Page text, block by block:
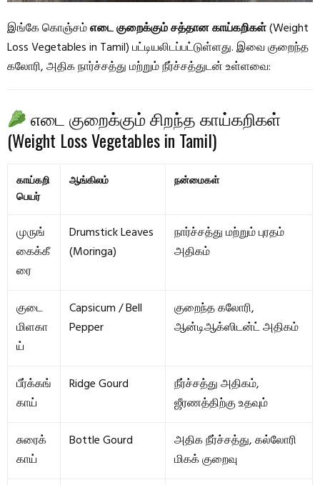
இங்கே கொஞ்சம்எடை குறைக்கும் சத்தான காய்கறிகள்(Weight
Loss Vegetables in Tamil) பட்டியலிடப்பட்டுள்ளது. இவை குறைந்த
கலோரி, அதிக நார்ச்சத்து மற்றும் நீர்ச்சத்துடன் உள்ளவை:
எடை குறைக்கும் சிறந்த காய்கறிகள்
(Weight Loss Vegetables in Tamil)
காய்கறி
பெயர்
ஆங்கிலம் நன்மைகள்
முருங்
கைக்கீ
ரை
Drumstick Leaves
(Moringa)
நார்ச்சத்து மற்றும் புரதம்
அதிகம்
குடை
மிளகா
ய்
Capsicum / Bell
Pepper
குறைந்த கலோரி,
ஆன்டிஆக்ஸிடன்ட் அதிகம்
பீர்க்கங்
காய்
Ridge Gourd
நீர்ச்சத்து அதிகம்,
ஜீரணத்திற்கு உதவும்
சுரைக்
காய்
Bottle Gourd
அதிக நீர்ச்சத்து, கல்லோரி
மிகக் குறைவு